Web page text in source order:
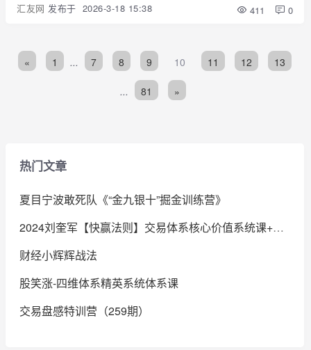
汇友网 发布于 2026-3-18 15:38 411 0
« 1 ... 7 8 9 10 11 12 13
... 81 »
热门文章
夏目宁波敢死队《“金九银十”掘金训练营》
2024刘奎军【快赢法则】交易体系核心价值系统课+小班课+日报+资料+指标
财经小辉辉战法
股笑涨-四维体系精英系统体系课
交易盘感特训营（259期）